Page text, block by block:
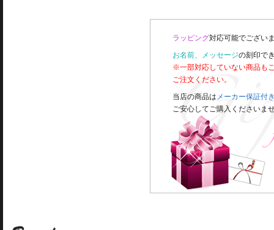
ラッピング対応可能でござい
お名前、メッセージの刻印で
※一部対応していない商品も
ご注文ください。
当店の商品は メーカー保証付
ご安心してご購入くださいま